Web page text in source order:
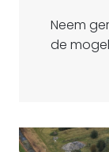
Neem
de